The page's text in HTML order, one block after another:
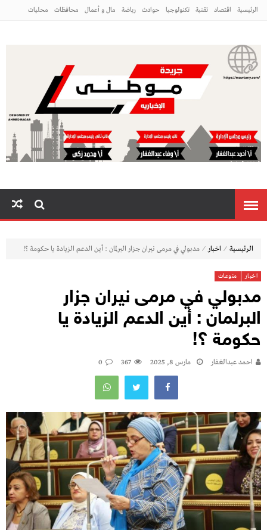
الرئيسية اقتصاد تقنية تكنولوجيا حوادث رياضة مال و أعمال محافظات محليات
الرئيسية ⁄ اخبار ⁄ مدبولي في مرمى نيران جزار البرلمان : أين الدعم الزيادة يا حكومة ؟!
اخبار منوعات
مدبولي في مرمى نيران جزار
البرلمان : أين الدعم الزيادة يا
حكومة ؟!
احمد عبدالغفار مارس 8, 2025 367
0